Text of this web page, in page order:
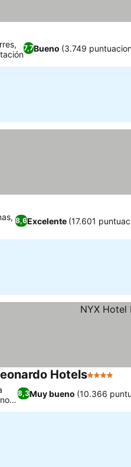
7,7Bueno (3.749
8,6Excelente (17.601
Hotels4 Estrellas
8,3Muy bueno (10.366